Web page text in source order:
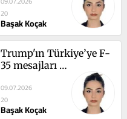
çıkışı ne anlama
geliyor?
20
Başak Koçak
Trump'ın Türkiye’ye F-
35 mesajları
Yunanistan’ı neden
rahatsız etti?
09.07.2026
20
Başak Koçak